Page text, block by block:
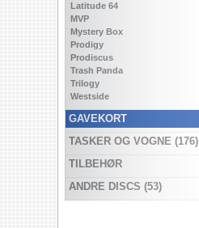
Latitude 64
MVP
Mystery Box
Prodigy
Prodiscus
Trash Panda
Trilogy
Westside
GAVEKORT
TASKER OG VOGNE (176)
TILBEHØR
ANDRE DISCS (53)